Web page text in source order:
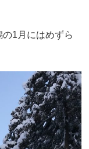
1月にはめずら